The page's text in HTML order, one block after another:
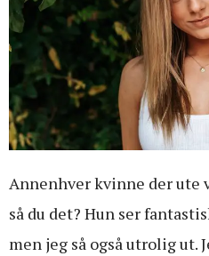
Annenhver kvinne der ute
så du det? Hun ser
men jeg så også utrolig ut.